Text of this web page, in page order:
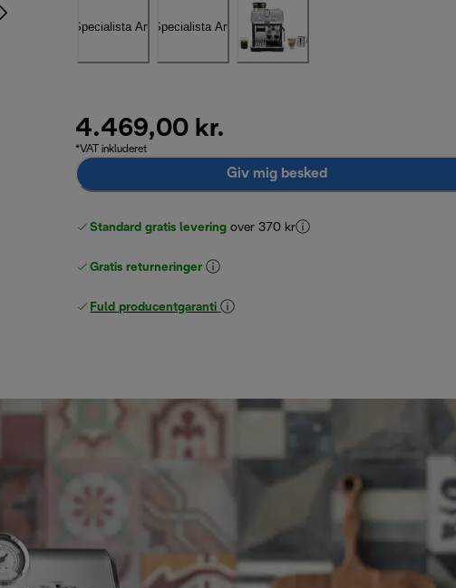
4.469,00 kr.
*VAT inkluderet
Giv mig besked
Standard gratis levering over 370 kr
Gratis returneringer
Fuld producentgaranti